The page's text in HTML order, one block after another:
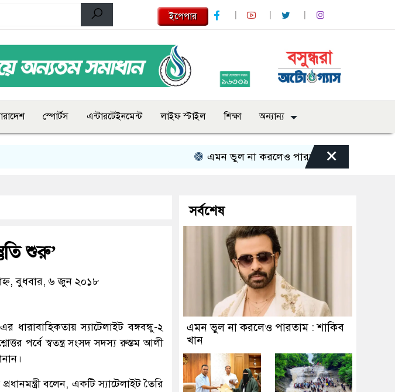
ইপেপার
স্পোর্টস এন্টারটেইনমেন্ট লাইফ স্টাইল শিক্ষা অন্যান্য
এমন ভুল না করলেও পারতাম : শাকিব খান
×
শুরু’
বুধবার, ৬ জুন ২০১৮
ধারাবাহিকতায় স্যাটেলাইট বঙ্গবন্ধু-২
পর্বে স্বতন্ত্র সংসদ সদস্য রুস্তম আলী
বলেন, একটি স্যাটেলাইট তৈরি
সর্বশেষ
এমন ভুল না করলেও পারতাম : শাকিব
খান